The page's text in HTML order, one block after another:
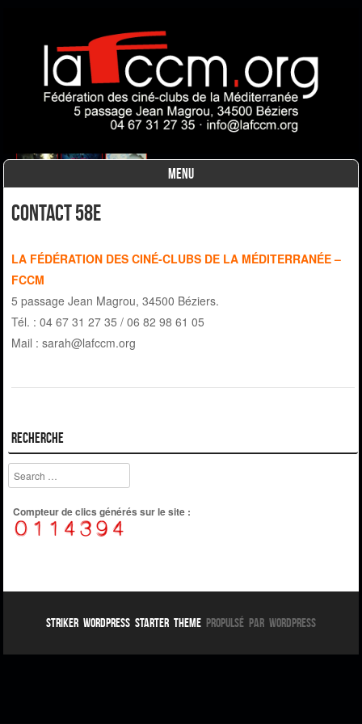
MENU
CONTACT 58e
LA FÉDÉRATION DES CINÉ-CLUBS DE LA MÉDITERRANÉE–
FCCM
5 passage Jean Magrou, 34500 Béziers.
Tél. : 04 67 31 27 35 / 06 82 98 61 05
Mail : sarah@lafccm.org
Recherche
Search
Compteur de clics générés sur le site :
Striker WordPress Starter Theme Propulsé par WordPress